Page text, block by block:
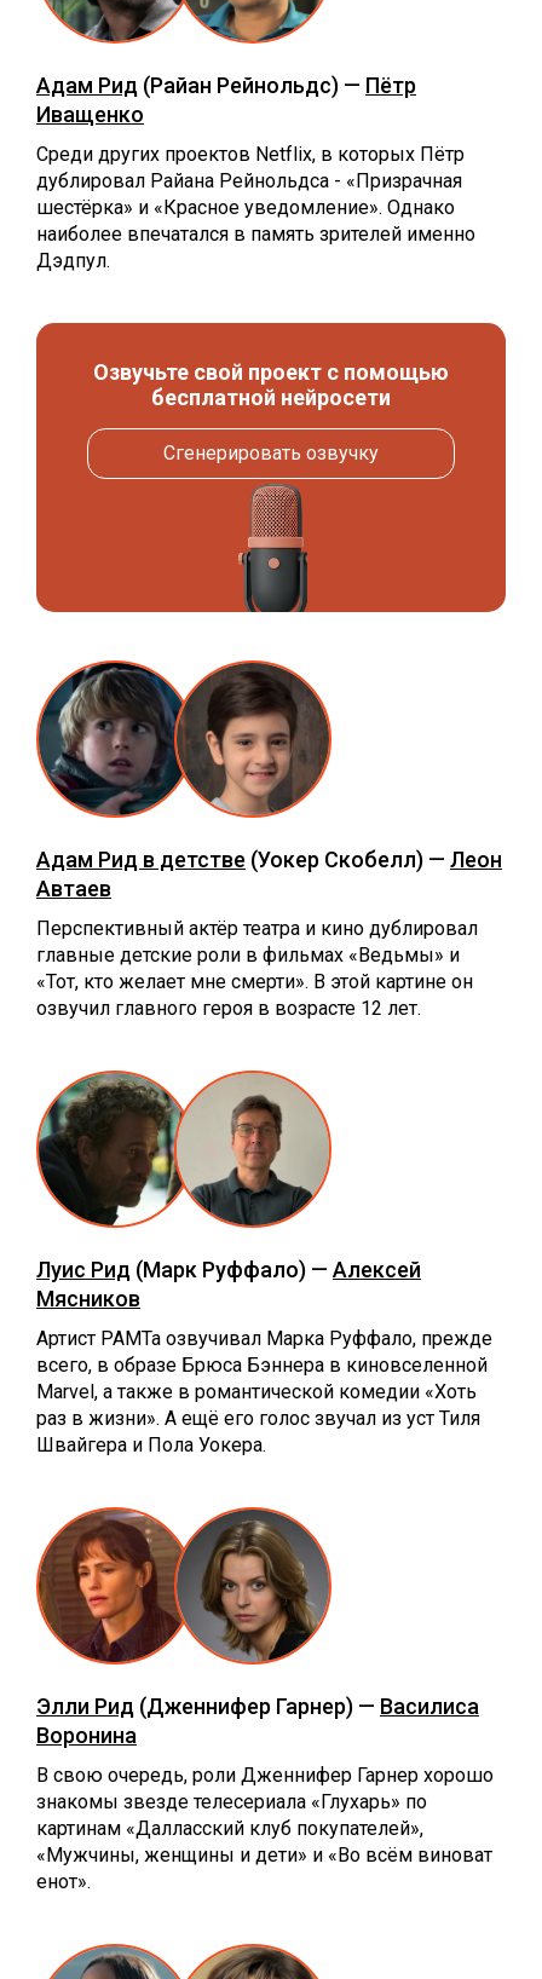
Адам Рид (Райан Рейнольдс) — Пётр
Иващенко
Среди других проектов Netflix, в которых Пётр
дублировал Райана Рейнольдса - «Призрачная
шестёрка» и «Красное уведомление». Однако
наиболее впечатался в память зрителей именно
Дэдпул.
Озвучьте свой проект с помощью
бесплатной нейросети
Сгенерировать озвучку
Адам Рид в детстве (Уокер Скобелл) — Леон
Автаев
Перспективный актёр театра и кино дублировал
главные детские роли в фильмах «Ведьмы» и
«Тот, кто желает мне смерти». В этой картине он
озвучил главного героя в возрасте 12 лет.
Луис Рид (Марк Руффало) — Алексей
Мясников
Артист РАМТа озвучивал Марка Руффало, прежде
всего, в образе Брюса Бэннера в киновселенной
Marvel, а также в романтической комедии «Хоть
раз в жизни». А ещё его голос звучал из уст Тиля
Швайгера и Пола Уокера.
Элли Рид (Дженнифер Гарнер) — Василиса
Воронина
В свою очередь, роли Дженнифер Гарнер хорошо
знакомы звезде телесериала «Глухарь» по
картинам «Далласский клуб покупателей»,
«Мужчины, женщины и дети» и «Во всём виноват
енот».